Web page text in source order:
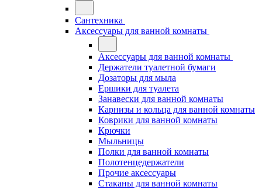
Сантехника
Аксессуары для ванной комнаты
Аксессуары для ванной комнаты
Держатели туалетной бумаги
Дозаторы для мыла
Ершики для туалета
Занавески для ванной комнаты
Карнизы и кольца для ванной комнаты
Коврики для ванной комнаты
Крючки
Мыльницы
Полки для ванной комнаты
Полотенцедержатели
Прочие аксессуары
Стаканы для ванной комнаты